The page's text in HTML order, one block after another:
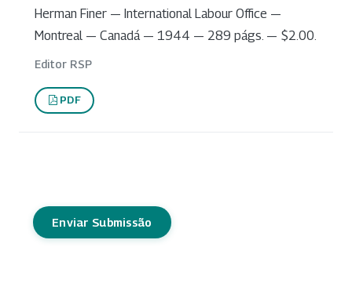
Herman Finer — International Labour Office —
Montreal — Canadá — 1944 — 289 págs. — $2.00.
Editor RSP
PDF
Enviar Submissão